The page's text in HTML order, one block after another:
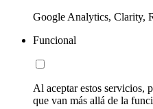
Google Analytics, Clarity,
Funcional
Al aceptar estos servicios,
que van más allá de la